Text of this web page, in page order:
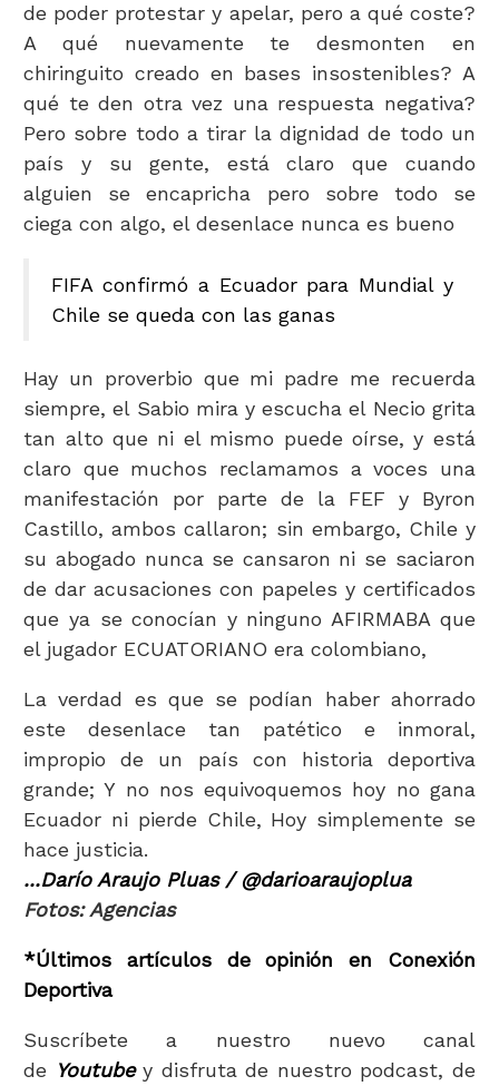
de poder protestar y apelar, pero a qué coste?
A qué nuevamente te desmonten en
chiringuito creado en bases insostenibles? A
qué te den otra vez una respuesta negativa?
Pero sobre todo a tirar la dignidad de todo un
país y su gente, está claro que cuando
alguien se encapricha pero sobre todo se
ciega con algo, el desenlace nunca es bueno
FIFA confirmó a Ecuador para Mundial y
Chile se queda con las ganas
Hay un proverbio que mi padre me recuerda
siempre, el Sabio mira y escucha el Necio grita
tan alto que ni el mismo puede oírse, y está
claro que muchos reclamamos a voces una
manifestación por parte de la FEF y Byron
Castillo, ambos callaron; sin embargo, Chile y
su abogado nunca se cansaron ni se saciaron
de dar acusaciones con papeles y certificados
que ya se conocían y ninguno AFIRMABA que
el jugador ECUATORIANO era colombiano,
La verdad es que se podían haber ahorrado
este desenlace tan patético e inmoral,
impropio de un país con historia deportiva
grande; Y no nos equivoquemos hoy no gana
Ecuador ni pierde Chile, Hoy simplemente se
hace justicia.
...Darío Araujo Pluas / @darioaraujoplua
Fotos: Agencias
*Últimos artículos de opinión en Conexión
Deportiva
Suscríbete a nuestro nuevo canal
de Youtubey disfruta de nuestro podcast, de